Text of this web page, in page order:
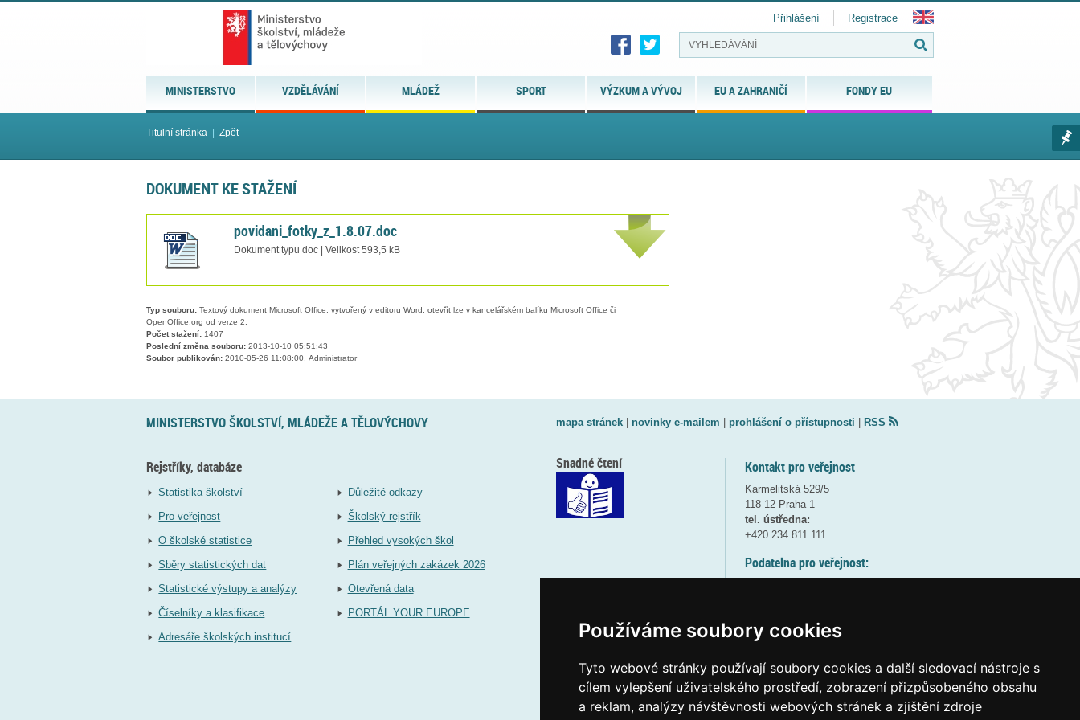
Používáme soubory cookies
Tyto webové stránky používají soubory cookies a další sledovací nástroje s
cílem vylepšení uživatelského prostředí, zobrazení přizpůsobeného obsahu
a reklam, analýzy návštěvnosti webových stránek a zjištění zdroje
MINISTERSTVO VZDĚLÁVÁNÍ MLÁDEŽ SPORT VÝZKUM A VÝVOJ EU A ZAHRANIČÍ FONDY EU
Přihlášení Registrace
Titulní stránka Zpět
DOKUMENT KE STAŽENÍ
povidani_fotky_z_1.8.07.doc
Dokument typu doc | Velikost 593,5 kB
Typ souboru: Textový dokument Microsoft Office, vytvořený v editoru Word, otevřít lze v kancelářském balíku Microsoft Office či
OpenOffice.org od verze 2.
Počet stažení: 1407
Poslední změna souboru: 2013-10-10 05:51:43
Soubor publikován: 2010-05-26 11:08:00, Administrator
MINISTERSTVO ŠKOLSTVÍ, MLÁDEŽE A TĚLOVÝCHOVY mapa stránek| novinky e-mailem prohlášení o přístupnosti RSS
Rejstříky, databáze
Statistika školství
Pro veřejnost
O školské statistice
Sběry statistických dat
Statistické výstupy a analýzy
Číselníky a klasifikace
Adresáře školských institucí
Důležité odkazy
Školský rejstřík
Přehled vysokých škol
Plán veřejných zakázek 2026
Otevřená data
PORTÁL YOUR EUROPE
Kontakt pro veřejnost
Karmelitská 529/5
118 12 Praha 1
tel. ústředna:
+420 234 811 111
Podatelna pro veřejnost:
(více informací
Elektronická podatelna:
posta@msmtgov cz
Snadné čtení